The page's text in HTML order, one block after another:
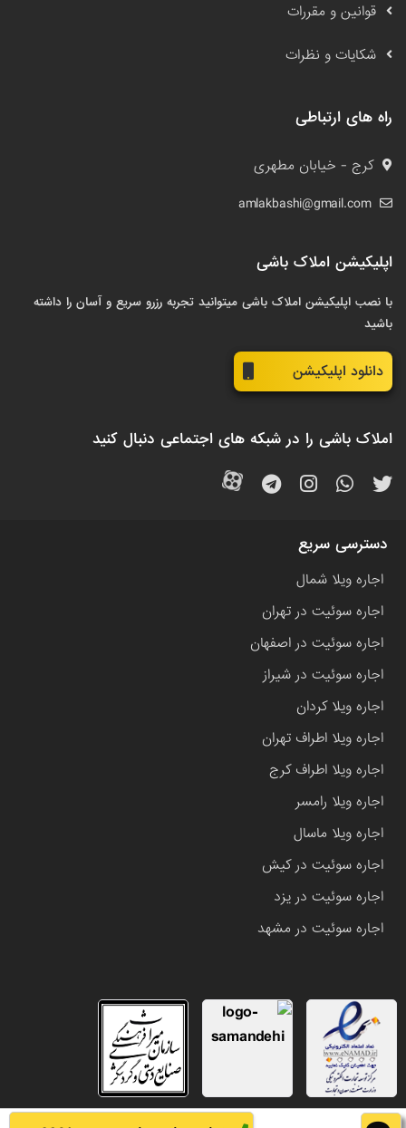
قوانین و مقررات
شکایات و نظرات
راه های ارتباطی
کرج - خیابان مطهری
amlakbashi@gmail.com
اپلیکیشن املاک باشی
با نصب اپلیکیشن املاک باشی میتوانید تجربه رزرو سریع و آسان را داشته
باشید
دانلود اپلیکیشن
املاک باشی را در شبکه های اجتماعی دنبال کنید
دسترسی سریع
اجاره ویلا شمال
اجاره سوئیت در تهران
اجاره سوئیت در اصفهان
اجاره سوئیت در شیراز
اجاره ویلا کردان
اجاره ویلا اطراف تهران
اجاره ویلا اطراف کرج
اجاره ویلا رامسر
اجاره ویلا ماسال
اجاره سوئیت در کیش
اجاره سوئیت در یزد
اجاره سوئیت در مشهد